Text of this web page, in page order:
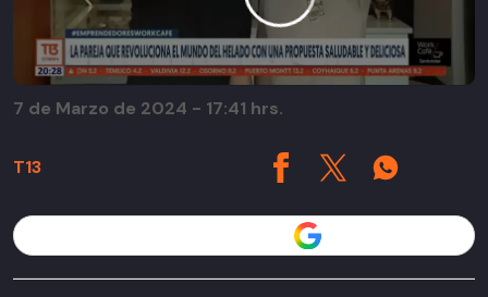
T13
7 de Marzo de 2024 - 17:41 hrs.